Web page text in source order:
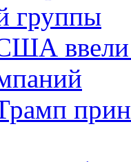
группы
ввели